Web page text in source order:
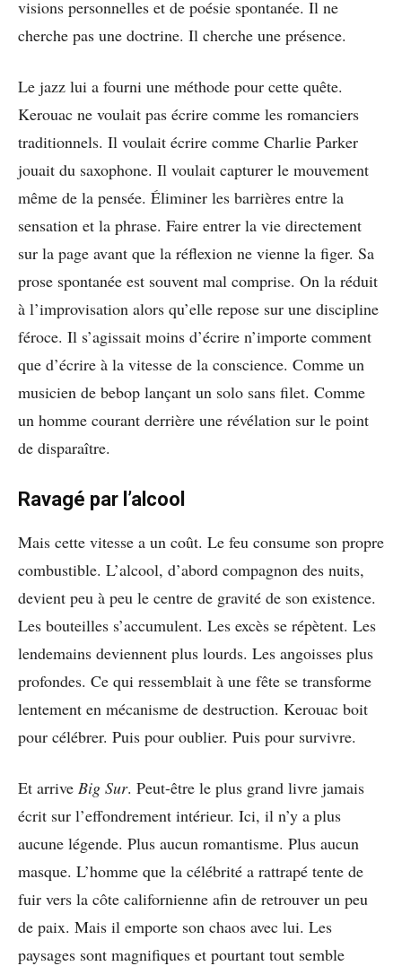
visions personnelles et de poésie spontanée. Il ne
cherche pas une doctrine. Il cherche une présence.
Le jazz lui a fourni une méthode pour cette quête.
Kerouac ne voulait pas écrire comme les romanciers
traditionnels. Il voulait écrire comme Charlie Parker
jouait du saxophone. Il voulait capturer le mouvement
même de la pensée. Éliminer les barrières entre la
sensation et la phrase. Faire entrer la vie directement
sur la page avant que la réflexion ne vienne la figer. Sa
prose spontanée est souvent mal comprise. On la réduit
à l’improvisation alors qu’elle repose sur une discipline
féroce. Il s’agissait moins d’écrire n’importe comment
que d’écrire à la vitesse de la conscience. Comme un
musicien de bebop lançant un solo sans filet. Comme
un homme courant derrière une révélation sur le point
de disparaître.
Ravagé par l’alcool
Mais cette vitesse a un coût. Le feu consume son propre
combustible. L’alcool, d’abord compagnon des nuits,
devient peu à peu le centre de gravité de son existence.
Les bouteilles s’accumulent. Les excès se répètent. Les
lendemains deviennent plus lourds. Les angoisses plus
profondes. Ce qui ressemblait à une fête se transforme
lentement en mécanisme de destruction. Kerouac boit
pour célébrer. Puis pour oublier. Puis pour survivre.
Et arrive Big Sur. Peut-être le plus grand livre jamais
écrit sur l’effondrement intérieur. Ici, il n’y a plus
aucune légende. Plus aucun romantisme. Plus aucun
masque. L’homme que la célébrité a rattrapé tente de
fuir vers la côte californienne afin de retrouver un peu
de paix. Mais il emporte son chaos avec lui. Les
paysages sont magnifiques et pourtant tout semble